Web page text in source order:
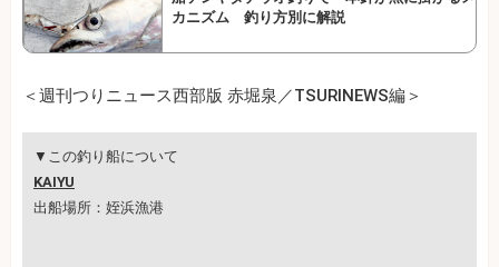
カニズム 釣り方別に解説
＜週刊つりニュース西部版 赤堀泉／TSURINEWS編＞
▼この釣り船について
KAIYU
出船場所：姪浜漁港